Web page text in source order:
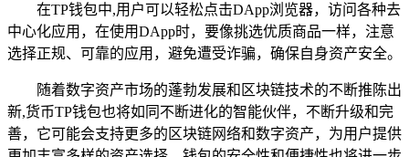
在TP钱包中,用户可以轻松点击DApp浏览器，访问各种去
中心化应用，在使用DApp时，要像挑选优质商品一样，注意
选择正规、可靠的应用，避免遭受诈骗，确保自身资产安全。
随着数字资产市场的蓬勃发展和区块链技术的不断推陈出
新,货币TP钱包也将如同不断进化的智能伙伴，不断升级和完
善，它可能会支持更多的区块链网络和数字资产，为用户提供